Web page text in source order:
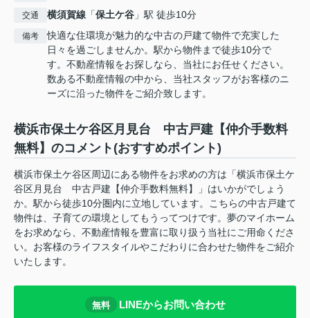
交通 横須賀線 「保土ケ谷 」駅 徒歩10分
備考
快適な住環境が魅力的な中古の戸建て物件で充実した
日々を過ごしませんか。駅から物件まで徒歩10分で
す。不動産情報をお探しなら、当社にお任せください。
数ある不動産情報の中から、当社スタッフがお客様のニ
ーズに沿った物件をご紹介致します。
横浜市保土ケ谷区月見台 中古戸建【仲介手数料
無料】のコメント(おすすめポイント)
横浜市保土ケ谷区周辺にある物件をお求めの方は「横浜市保土ケ
谷区月見台 中古戸建【仲介手数料無料】」はいかがでしょう
か。駅から徒歩10分圏内に立地しています。こちらの中古戸建て
物件は、子育ての環境としてもうってつけです。夢のマイホーム
をお求めなら、不動産情報を豊富に取り扱う当社にご用命くださ
い。お客様のライフスタイルやこだわりに合わせた物件をご紹介
いたします。
無料 LINEからお問い合わせ